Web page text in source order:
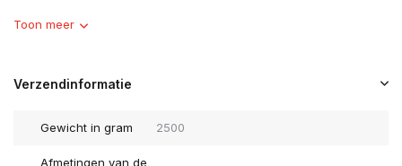
Toon meer
Verzendinformatie
Gewicht in gram 2500
Afmetingen van de